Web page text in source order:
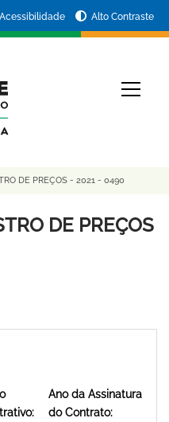
Acessibilidade Alto Contraste
DE PREÇOS - 2021 - 0490
DE PREÇOS
Ano da Assinatura
do Contrato: